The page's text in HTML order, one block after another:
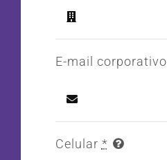
E-mail corporativo
Celular *